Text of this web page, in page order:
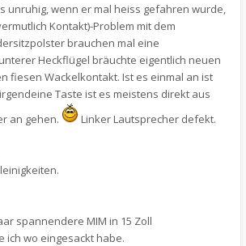
unruhig, wenn er mal heiss gefahren wurde,
Kontakt)-Problem mit dem
brauchen mal eine
Heckflügel bräuchte eigentlich neuen
fiesen Wackelkontakt. Ist es einmal an ist
Taste ist es meistens direkt aus
an gehen.
Linker Lautsprecher defekt.
spannendere MIM in 15 Zoll
ich wo eingesackt habe.